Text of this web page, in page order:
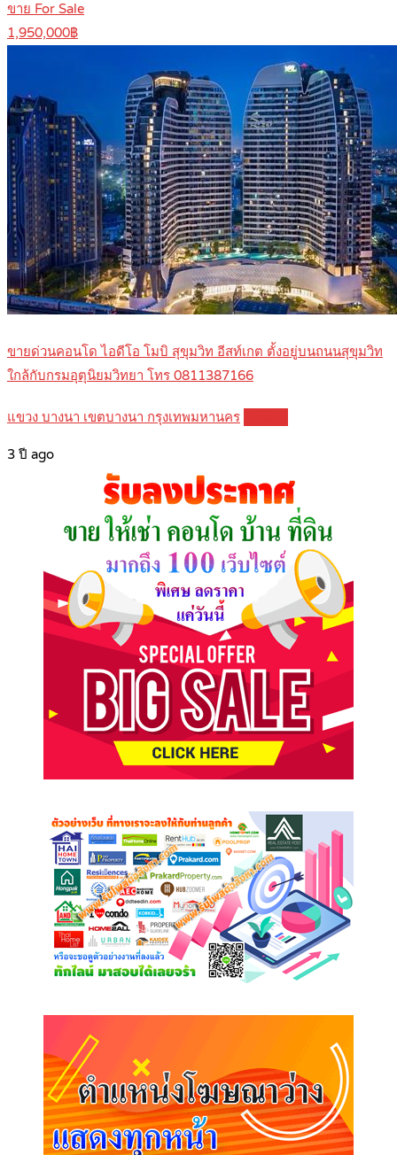
ขาย For Sale
1,950,000฿
ขายด่วนคอนโด ไอดีโอ โมบิ สุขุมวิท อีสท์เกต ตั้งอยู่บนถนนสุขุมวิท
ใกล้กับกรมอุตุนิยมวิทยา โทร 0811387166
แขวง บางนา เขตบางนา กรุงเทพมหานคร
3 ปี ago